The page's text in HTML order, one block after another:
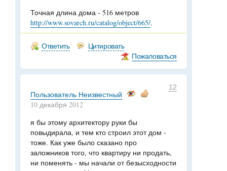
Точная длина дома - 516 метров
http://www.sovarch.ru/catalog/object/665/.
Ответить
Цитировать
Пожаловаться
12
Пользователь Неизвестный
10 декабря 2012
я бы этому архитектору руки бы
повыдирала, и тем кто строил этот дом -
тоже. Как уже было сказано про
заложников того, что квартиру ни продать,
ни поменять - мы начали от безысходности